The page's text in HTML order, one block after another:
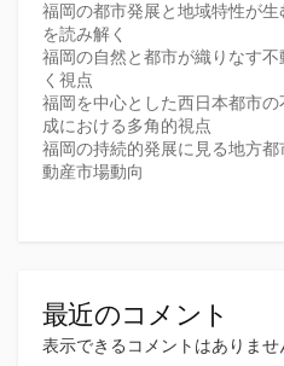
福岡の都市発展と地域特性が
を読み解く
福岡の自然と都市が織りなす
く視点
福岡を中心とした西日本都市
成における多角的視点
福岡の持続的発展に見る地方
動産市場動向
最近のコメント
表示できるコメントはありませ